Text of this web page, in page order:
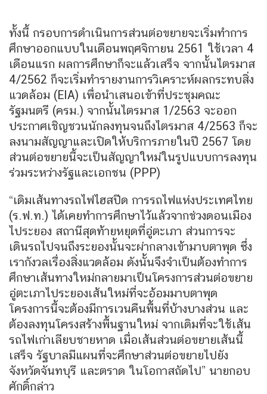
ทั้งนี้ กรอบการดำเนินการส่วนต่อขยายจะเริ่มทำการ
ศึกษาออกแบบในเดือนพฤศจิกายน 2561 ใช้เวลา 4
เดือนแรก ผลการศึกษาก็จะแล้วเสร็จ จากนั้นไตรมาส
4/2562 ก็จะเริ่มทำรายงานการวิเคราะห์ผลกระทบสิ่ง
แวดล้อม (EIA) เพื่อนำเสนอเข้าที่ประชุมคณะ
รัฐมนตรี (ครม.) จากนั้นไตรมาส 1/2563 จะออก
ประกาศเชิญชวนนักลงทุนจนถึงไตรมาส 4/2563 ก็จะ
ลงนามสัญญาและเปิดให้บริการภายในปี 2567 โดย
ส่วนต่อขยายนี้จะเป็นสัญญาใหม่ในรูปแบบการลงทุน
ร่วมระหว่างรัฐและเอกชน (PPP)
“เดิมเส้นทางรถไฟไฮสปีด การรถไฟแห่งประเทศไทย
(ร.ฟ.ท.) ได้เคยทำการศึกษาไว้แล้วจากช่วงดอนเมือง
ไประยอง สถานีสุดท้ายหยุดที่อู่ตะเภา ส่วนการจะ
เดินรถไปจนถึงระยองนั้นจะผ่ากลางเข้ามาบตาพุด ซึ่ง
เรากังวลเรื่องสิ่งแวดล้อม ดังนั้นจึงจำเป็นต้องทำการ
ศึกษาเส้นทางใหม่กลายมาเป็นโครงการส่วนต่อขยาย
อู่ตะเภาไประยองเส้นใหม่ที่จะอ้อมมาบตาพุด
โครงการนี้จะต้องมีการเวนคืนพื้นที่บ้างบางส่วน และ
ต้องลงทุนโครงสร้างพื้นฐานใหม่ จากเดิมที่จะใช้เส้น
รถไฟเก่าเลียบชายหาด เมื่อเส้นส่วนต่อขยายเส้นนี้
เสร็จ รัฐบาลมีแผนที่จะศึกษาส่วนต่อขยายไปยัง
จังหวัดจันทบุรี และตราด ในโอกาสถัดไป” นายกอบ
ศักดิ์กล่าว